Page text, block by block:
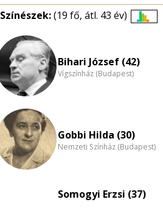
Színészek:(19 fő, átl. 43 év)
Bihari József (42)
Vígszínház (Budapest)
Gobbi Hilda (30)
Nemzeti Színház (Budapest)
Somogyi Erzsi (37)